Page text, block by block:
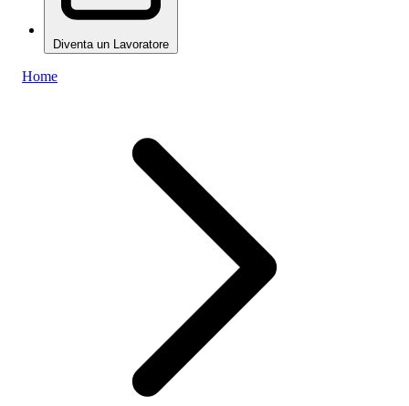
Diventa un Lavoratore
Home